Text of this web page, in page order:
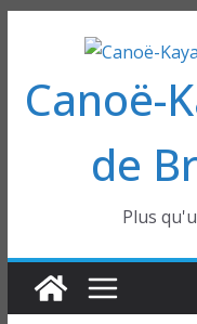
contenu
Canoë-
de
Plus